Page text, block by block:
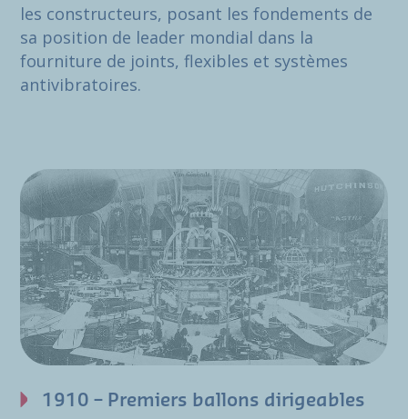
les constructeurs, posant les fondements de
sa position de leader mondial dans la
fourniture de joints, flexibles et systèmes
antivibratoires.
1910 – Premiers ballons dirigeables